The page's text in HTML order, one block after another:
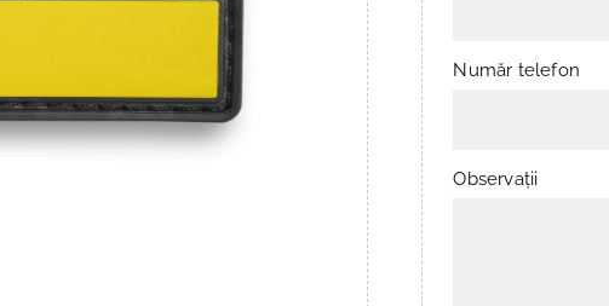
Număr telefon
Observații